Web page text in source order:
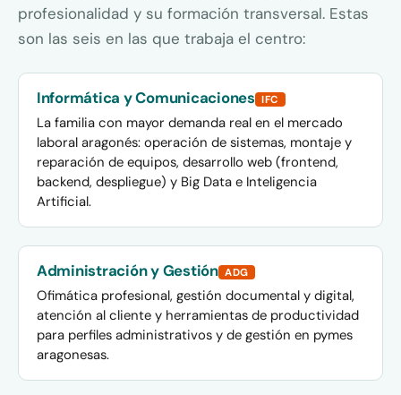
profesionalidad y su formación transversal. Estas
son las seis en las que trabaja el centro:
Informática y Comunicaciones IFC
La familia con mayor demanda real en el mercado
laboral aragonés: operación de sistemas, montaje y
reparación de equipos, desarrollo web (frontend,
backend, despliegue) y Big Data e Inteligencia
Artificial.
Administración y Gestión ADG
Ofimática profesional, gestión documental y digital,
atención al cliente y herramientas de productividad
para perfiles administrativos y de gestión en pymes
aragonesas.